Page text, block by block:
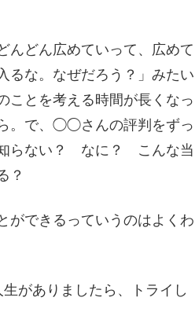
んどん広めていって、広めて
な。なぜだろう？」みたい
ことを考える時間が長くなっ
。で、◯◯さんの評判をずっ
知らない？ なに？ こんな当
？
ができるっていうのはよくわ
がありましたら、トライし